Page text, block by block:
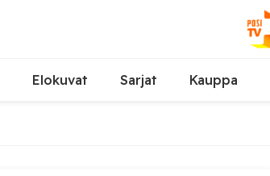
Elokuvat Sarjat Kauppa